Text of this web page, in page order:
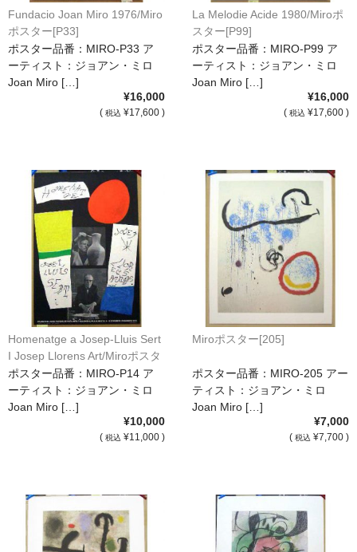
Fundacio Joan Miro 1976/Miro
ポスター[P33]
ポスター品番：MIRO-P33 ア
ーティスト：ジョアン・ミロ
Joan Miro […]
¥16,000
( 税込 ¥17,600 )
La Melodie Acide 1980/Miroポ
スター[P99]
ポスター品番：MIRO-P99 ア
ーティスト：ジョアン・ミロ
Joan Miro […]
¥16,000
( 税込 ¥17,600 )
Homenatge a Josep-Lluis Sert
I Josep Llorens Art/Miroポスタ
ー[P14]
ポスター品番：MIRO-P14 ア
ーティスト：ジョアン・ミロ
Joan Miro […]
¥10,000
( 税込 ¥11,000 )
Miroポスター[205]
ポスター品番：MIRO-205 アー
ティスト：ジョアン・ミロ
Joan Miro […]
¥7,000
( 税込 ¥7,700 )